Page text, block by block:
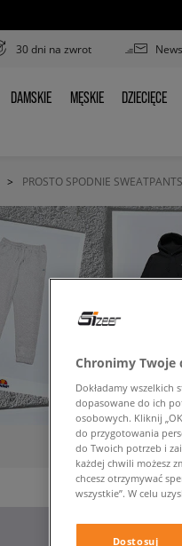
30 dni na zwrot
DAMSKIE
DAMSKIE MĘSKIE
MĘSKIE DZIECIĘCE
DZIECIĘCE
> PROSTO SPODNIE
Chronimy Twoje
Dokładamy wszelkich
dopasowane do ich
osobowych. Kliknij
do przygotowania
do Twoich potrzeb i
każdej chwili możesz
chcesz otrzymywać
wszystkie”. W celu
Dostosuj